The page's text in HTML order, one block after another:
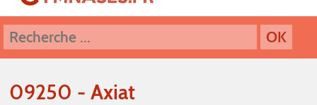
09250 - Axiat